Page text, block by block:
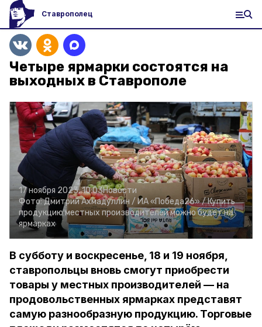
Ставрополец
Четыре ярмарки состоятся на
выходных в Ставрополе
17 ноября 2023, 10:03Новости
Фото:Дмитрий Ахмадуллин / ИА «Победа26» /Купить
продукцию местных производителей можно будет на
ярмарках
В субботу и воскресенье, 18 и 19 ноября,
ставропольцы вновь смогут приобрести
товары у местных производителей — на
продовольственных ярмарках представят
самую разнообразную продукцию. Торговые